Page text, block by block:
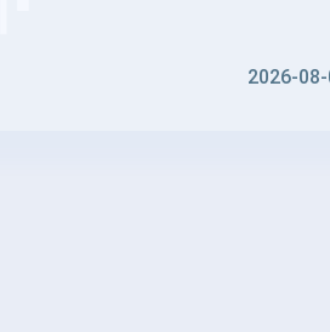
2026-